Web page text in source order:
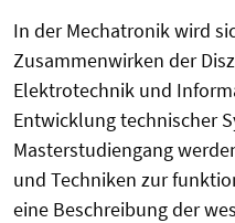
In der Mechatronik wird
Zusammenwirken der
Elektrotechnik und
Entwicklung technischer
Masterstudiengang
und Techniken zur
eine Beschreibung der